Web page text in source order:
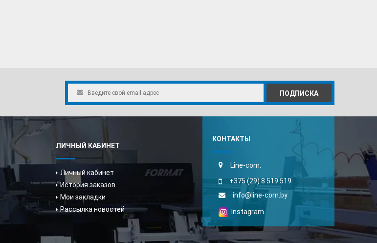
ПОДПИСКА
ЛИЧНЫЙ КАБИНЕТ
Личный кабинет
История заказов
Мои закладки
Рассылка новостей
КОНТАКТЫ
Line-com.
+375 (29) 8 519 519
info@line-com.by
Instagram